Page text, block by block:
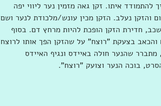
איתו. זקן גאה מזמין נער ליווי יפה
והזקן נעלב. הזקן מכין עונש/מלכודת לנער ושם
חדירת הזקן הופכת להיות מרחץ דם. בסוף
בצעקת "רוצח" על שהזקן הפך אותו לרוצח
שהנער חולה באיידס ונגיף האיידס
בוכה הנער וצועק "רוצח".